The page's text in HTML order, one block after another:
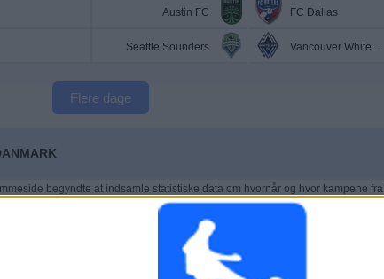
Austin FC FC Dallas
Seattle Sounders Vancouver Whitecaps
Flere dage
begyndte at indsamle statistiske data om hvornår og hvor kampene fra
, kan vi give følgende data: